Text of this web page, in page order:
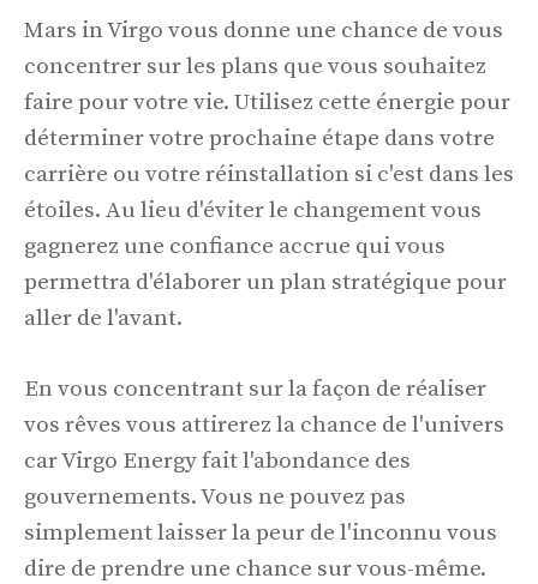
Mars in Virgo vous donne une chance de vous
concentrer sur les plans que vous souhaitez
faire pour votre vie. Utilisez cette énergie pour
déterminer votre prochaine étape dans votre
carrière ou votre réinstallation si c'est dans les
étoiles. Au lieu d'éviter le changement vous
gagnerez une confiance accrue qui vous
permettra d'élaborer un plan stratégique pour
aller de l'avant.
En vous concentrant sur la façon de réaliser
vos rêves vous attirerez la chance de l'univers
car Virgo Energy fait l'abondance des
gouvernements. Vous ne pouvez pas
simplement laisser la peur de l'inconnu vous
dire de prendre une chance sur vous-même.